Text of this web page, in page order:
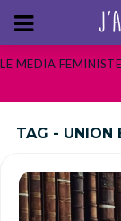
LE MEDIA
TAG - UNION